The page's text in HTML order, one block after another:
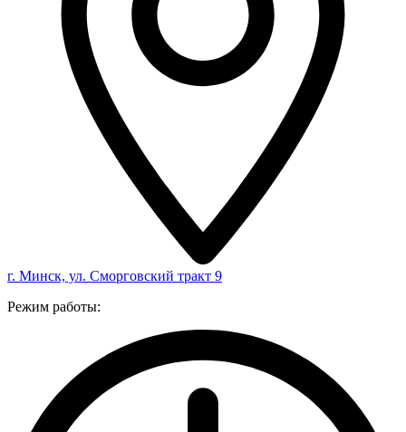
г. Минск, ул. Сморговский тракт 9
Режим работы: